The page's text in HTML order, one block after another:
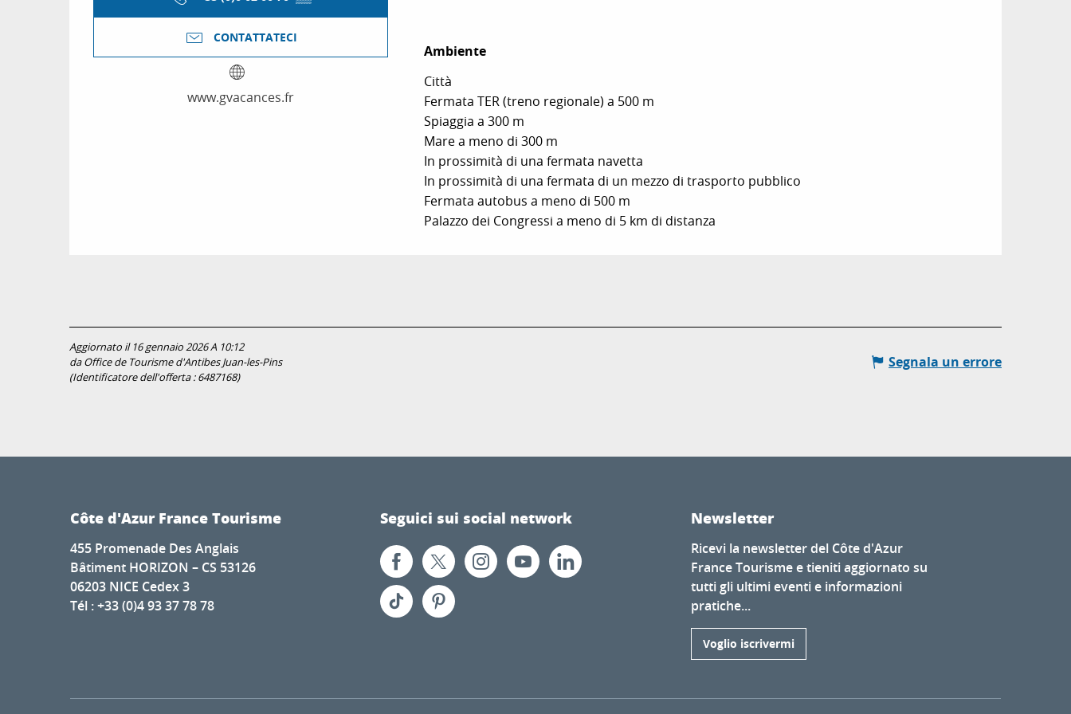
CONTATTATECI
www.gvacances.fr
Ambiente
Ambiente
Città
Fermata TER (treno regionale) a 500 m
Spiaggia a 300 m
Mare a meno di 300 m
In prossimità di una fermata navetta
In prossimità di una fermata di un mezzo di trasporto pubblico
Fermata autobus a meno di 500 m
Palazzo dei Congressi a meno di 5 km di distanza
Aggiornato il 16 gennaio 2026 A 10:12
da Office de Tourisme d'Antibes Juan-les-Pins
(Identificatore dell'offerta :6487168)
Segnala un errore
Côte d'Azur France Tourisme
455 Promenade Des Anglais
Bâtiment HORIZON – CS 53126
06203 NICE Cedex 3
Tél : +33 (0)4 93 37 78 78
Seguici sui social network Newsletter
Ricevi la newsletter del Côte d'Azur
France Tourisme e tieniti aggiornato su
tutti gli ultimi eventi e informazioni
pratiche...
Voglio iscrivermi